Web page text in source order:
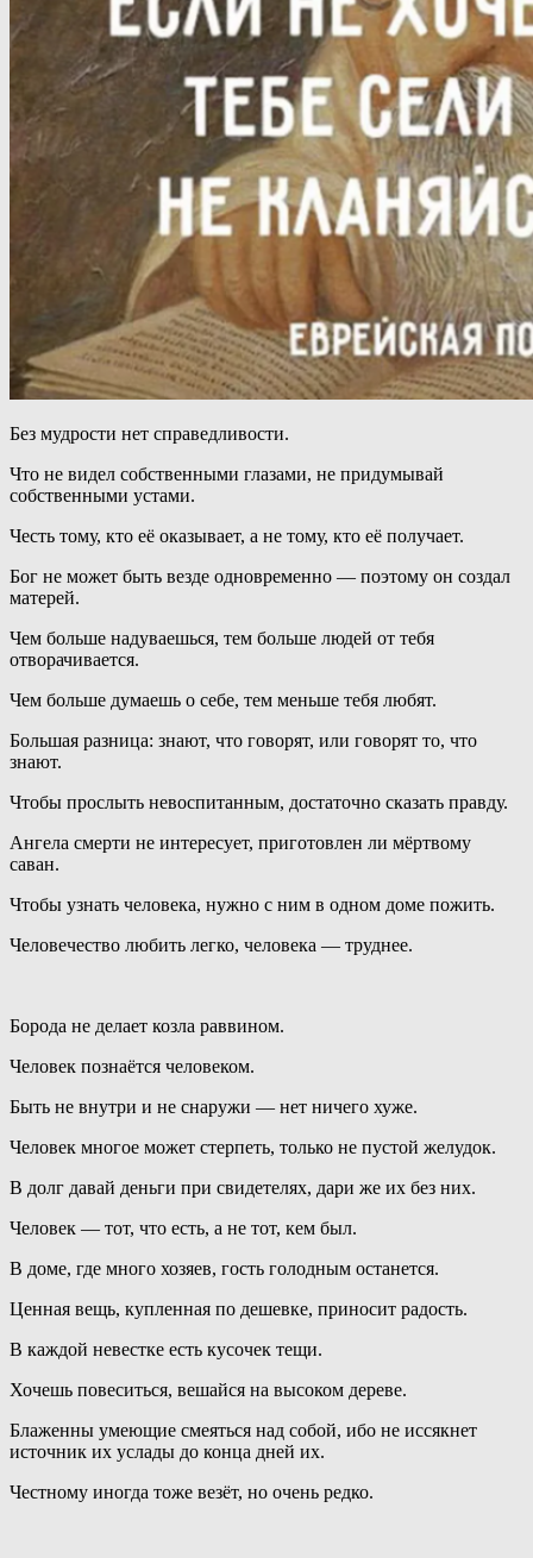
Без мудрости нет справедливости.
Что не видел собственными глазами, не придумывай
собственными устами.
Честь тому, кто её оказывает, а не тому, кто её получает.
Бог не может быть везде одновременно — поэтому он создал
матерей.
Чем больше надуваешься, тем больше людей от тебя
отворачивается.
Чем больше думаешь о себе, тем меньше тебя любят.
Большая разница: знают, что говорят, или говорят то, что
знают.
Чтобы прослыть невоспитанным, достаточно сказать правду.
Ангела смерти не интересует, приготовлен ли мёртвому
саван.
Чтобы узнать человека, нужно с ним в одном доме пожить.
Человечество любить легко, человека — труднее.
Борода не делает козла раввином.
Человек познаётся человеком.
Быть не внутри и не снаружи — нет ничего хуже.
Человек многое может стерпеть, только не пустой желудок.
В долг давай деньги при свидетелях, дари же их без них.
Человек — тот, что есть, а не тот, кем был.
В доме, где много хозяев, гость голодным останется.
Ценная вещь, купленная по дешевке, приносит радость.
В каждой невестке есть кусочек тещи.
Хочешь повеситься, вешайся на высоком дереве.
Блаженны умеющие смеяться над собой, ибо не иссякнет
источник их услады до конца дней их.
Честному иногда тоже везёт, но очень редко.